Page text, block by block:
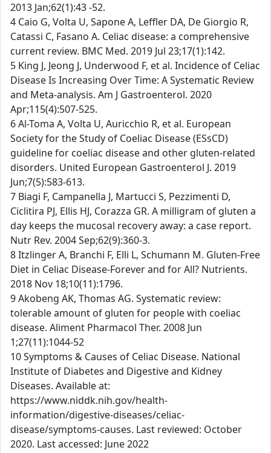
2013 Jan;62(1):43 -52.
4 Caio G, Volta U, Sapone A, Leffler DA, De Giorgio R,
Catassi C, Fasano A. Celiac disease: a comprehensive
current review. BMC Med. 2019 Jul 23;17(1):142.
5 King J, Jeong J, Underwood F, et al. Incidence of Celiac
Disease Is Increasing Over Time: A Systematic Review
and Meta-analysis. Am J Gastroenterol. 2020
Apr;115(4):507-525.
6 Al-Toma A, Volta U, Auricchio R, et al. European
Society for the Study of Coeliac Disease (ESsCD)
guideline for coeliac disease and other gluten-related
disorders. United European Gastroenterol J. 2019
Jun;7(5):583-613.
7 Biagi F, Campanella J, Martucci S, Pezzimenti D,
Ciclitira PJ, Ellis HJ, Corazza GR. A milligram of gluten a
day keeps the mucosal recovery away: a case report.
Nutr Rev. 2004 Sep;62(9):360-3.
8 Itzlinger A, Branchi F, Elli L, Schumann M. Gluten-Free
Diet in Celiac Disease-Forever and for All? Nutrients.
2018 Nov 18;10(11):1796.
9 Akobeng AK, Thomas AG. Systematic review:
tolerable amount of gluten for people with coeliac
disease. Aliment Pharmacol Ther. 2008 Jun
1;27(11):1044-52
10 Symptoms & Causes of Celiac Disease. National
Institute of Diabetes and Digestive and Kidney
Diseases. Available at:
https://www.niddk.nih.gov/health-
information/digestive-diseases/celiac-
disease/symptoms-causes. Last reviewed: October
2020. Last accessed: June 2022